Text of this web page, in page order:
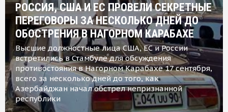
РОССИЯ, США И ЕС ПРОВЕЛИ СЕКРЕТНЫЕ
ПЕРЕГОВОРЫ ЗА НЕСКОЛЬКО ДНЕЙ ДО
ОБОСТРЕНИЯ В НАГОРНОМ КАРАБАХЕ
Высшие должностные лица США, ЕС и России
встретились в Стамбуле для обсуждения
противостояния в Нагорном Карабахе 17 сентября,
всего за несколько дней до того, как
Азербайджан начал обстрел непризнанной
республики